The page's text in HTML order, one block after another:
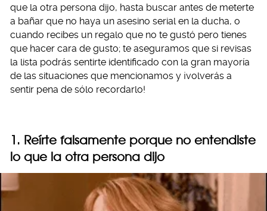
que la otra persona dijo, hasta buscar antes de meterte
a bañar que no haya un asesino serial en la ducha, o
cuando recibes un regalo que no te gustó pero tienes
que hacer cara de gusto; te aseguramos que si revisas
la lista podrás sentirte identificado con la gran mayoría
de las situaciones que mencionamos y ¡volverás a
sentir pena de sólo recordarlo!
1. Reírte falsamente porque no entendiste
lo que la otra persona dijo